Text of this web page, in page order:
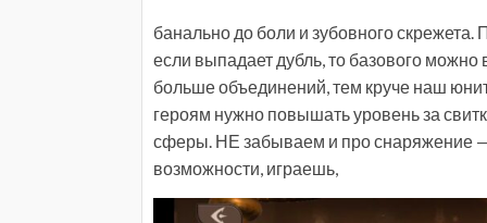
банально до боли и зубовного
если выпадает дубль, то базового
больше объединений, тем круче наш
героям нужно повышать уровень за
сферы. НЕ забываем и про снаряжение
возможности, играешь,